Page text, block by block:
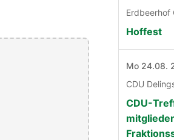
Erdbeerhof
Hoffest
Mo 24.08.
CDU
CDU-